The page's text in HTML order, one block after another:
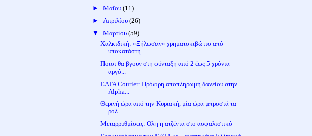
► Μαΐου (11)
► Απριλίου (26)
▼ Μαρτίου (59)
Χαλκιδική: «Ξήλωσαν» χρηματοκιβώτιο από
υποκατάστη...
Ποιοι θα βγουν στη σύνταξη από 2 έως 5 χρόνια
αργό...
ΕΛΤΑ Courier: Πρόωρη αποπληρωμή δανείου στην
Alpha...
Θερινή ώρα από την Κυριακή, μία ώρα μπροστά τα
ρολ...
Μεταρρυθμίσεις: Ολη η ατζέντα στο ασφαλιστικό